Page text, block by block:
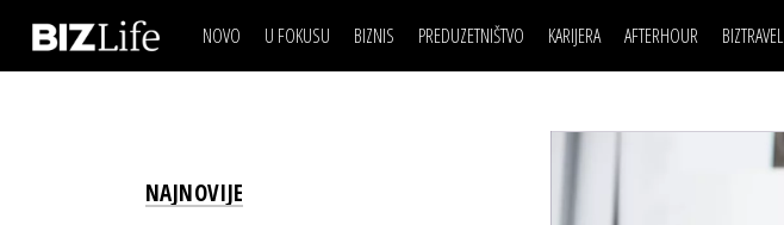
NOVO U FOKUSU BIZNIS PREDUZETNIŠTVO KARIJERA
MOJ UGAO
AFTERHOUR BIZTRAVEL
IZJAVA DANABIZNIS SCENA
BREND I KOMUNIKACIJE
POSAO
MOJ UGAO
KNOW-HOW
FILM I SCENA
AUTO SVET
NAJNOVIJE